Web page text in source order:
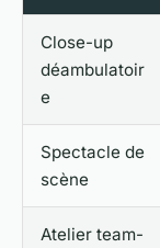
Close-up
déambulatoir
e
Spectacle de
scène
Atelier team-